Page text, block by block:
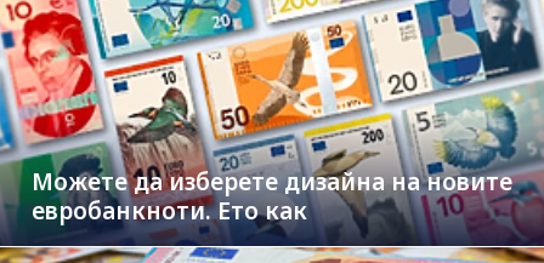
Можете да изберете дизайна на новите
евробанкноти. Ето как